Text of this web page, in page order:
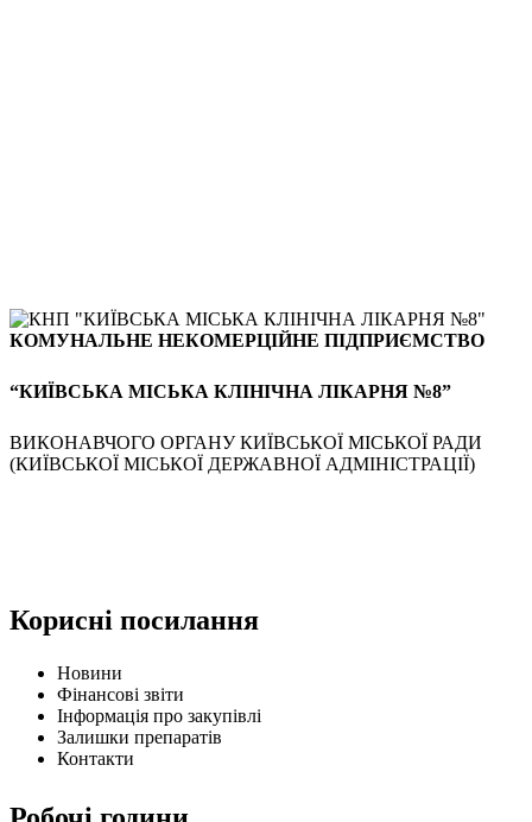
КОМУНАЛЬНЕ НЕКОМЕРЦІЙНЕ ПІДПРИЄМСТВО
“КИЇВСЬКА МІСЬКА КЛІНІЧНА ЛІКАРНЯ №8”
ВИКОНАВЧОГО ОРГАНУ КИЇВСЬКОЇ МІСЬКОЇ РАДИ
(КИЇВСЬКОЇ МІСЬКОЇ ДЕРЖАВНОЇ АДМІНІСТРАЦІЇ)
Корисні посилання
Новини
Фінансові звіти
Інформація про закупівлі
Залишки препаратів
Контакти